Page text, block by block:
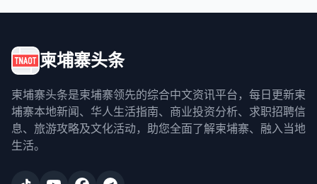
柬埔寨头条
柬埔寨头条是柬埔寨领先的综合中文资讯平台，每日更新柬
埔寨本地新闻、华人生活指南、商业投资分析、求职招聘信
息、旅游攻略及文化活动，助您全面了解柬埔寨、融入当地
生活。